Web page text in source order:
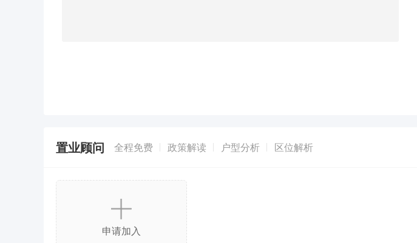
置业顾问 全程免费 政策解读 户型分析 区位解析
申请加入